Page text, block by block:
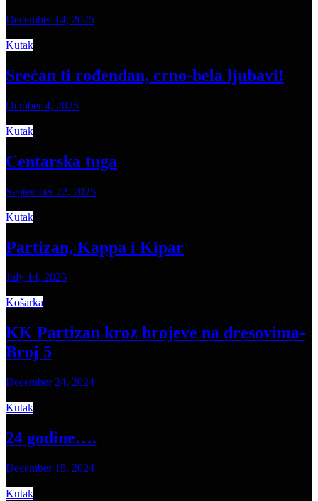
December 14, 2025
Kutak
Srećan ti rođendan, crno-bela ljubavi!
October 4, 2025
Kutak
Centarska tuga
September 22, 2025
Kutak
Partizan, Kappa i Kipar
July 14, 2025
Košarka
KK Partizan kroz brojeve na dresovima-
Broj 5
December 24, 2024
Kutak
24 godine….
December 15, 2024
Kutak